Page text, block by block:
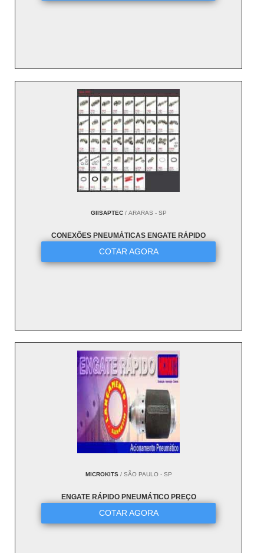
GIISAPTEC/ ARARAS - SP
CONEXÕES PNEUMÁTICAS ENGATE RÁPIDO
COTAR AGORA
MICROKITS/ SÃO PAULO - SP
ENGATE RÁPIDO PNEUMÁTICO PREÇO
COTAR AGORA